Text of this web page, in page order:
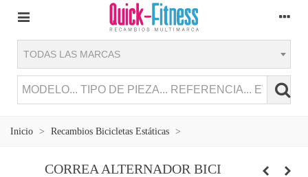
TODAS LAS MARCAS
Inicio > Recambios Bicicletas Estáticas >
CORREA ALTERNADOR BICI